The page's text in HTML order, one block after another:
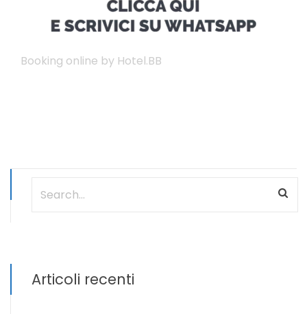
Booking online by Hotel.BB
Articoli recenti